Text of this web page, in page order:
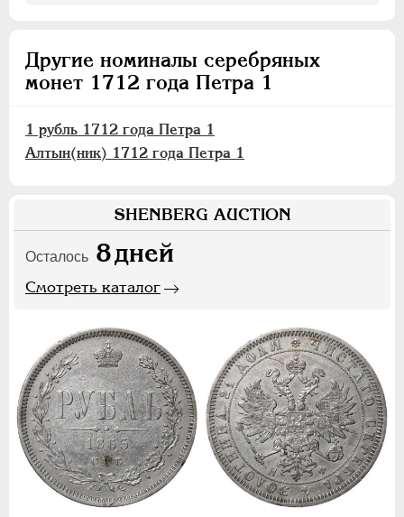
Другие номиналы серебряных
монет 1712 года Петра 1
1 рубль 1712 года Петра 1
Алтын(ник) 1712 года Петра 1
SHENBERG AUCTION
Осталось 8дней
Смотреть каталог